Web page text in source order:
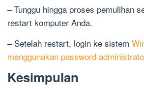
– Tunggu hingga proses pemulihan
restart komputer Anda.
– Setelah restart, login ke sistem
menggunakan password
Kesimpulan